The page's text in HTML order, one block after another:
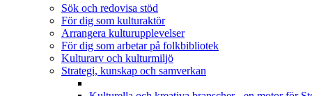
Sök och redovisa stöd
För dig som kulturaktör
Arrangera kulturupplevelser
För dig som arbetar på folkbibliotek
Kulturarv och kulturmiljö
Strategi, kunskap och samverkan